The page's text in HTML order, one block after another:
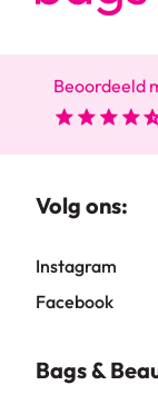
Beoordeeld
Volg ons:
Instagram
Facebook
Bags &